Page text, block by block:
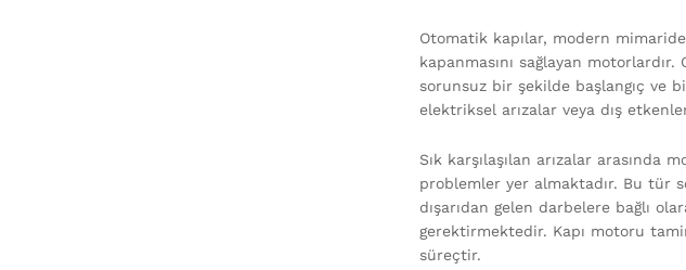
Otomatik kapılar, modern mimaride
kapanmasını sağlayan
sorunsuz bir şekilde başlangıç ve
elektriksel arızalar veya dış
Sık karşılaşılan arızalar arasında
problemler yer almaktadır. Bu tür
dışarıdan gelen darbelere bağlı
gerektirmektedir. Kapı motoru
süreçtir.